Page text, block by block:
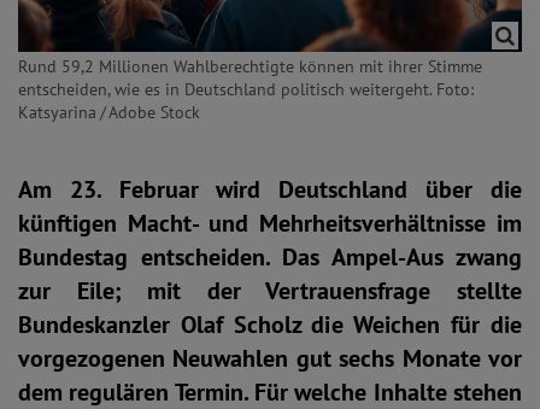
Rund 59,2 Millionen Wahlberechtigte können mit ihrer Stimme
entscheiden, wie es in Deutschland politisch weitergeht. Foto:
Katsyarina / Adobe Stock
Am 23. Februar wird Deutschland über die
künftigen Macht- und Mehrheitsverhältnisse im
Bundestag entscheiden. Das Ampel-Aus zwang
zur Eile; mit der Vertrauensfrage stellte
Bundeskanzler Olaf Scholz die Weichen für die
vorgezogenen Neuwahlen gut sechs Monate vor
dem regulären Termin. Für welche Inhalte stehen